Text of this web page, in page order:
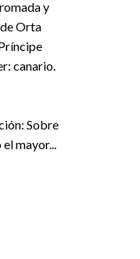
y
Orta
canario.
Sobre
mayor...